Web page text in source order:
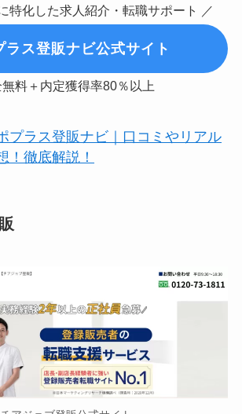
特化した求人紹介・転職サポート ／
ラス登販ナビ公式サイト
無料＋内定獲得率80％以上
プラス登販ナビ｜口コミやリアル
！徹底解説！